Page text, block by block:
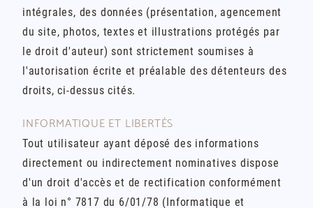
intégrales, des données (présentation, agencement
du site, photos, textes et illustrations protégés par
le droit d'auteur) sont strictement soumises à
l'autorisation écrite et préalable des détenteurs des
droits, ci-dessus cités.
INFORMATIQUE ET LIBERTÉS
Tout utilisateur ayant déposé des informations
directement ou indirectement nominatives dispose
d'un droit d'accès et de rectification conformément
à la loi n° 7817 du 6/01/78 (Informatique et